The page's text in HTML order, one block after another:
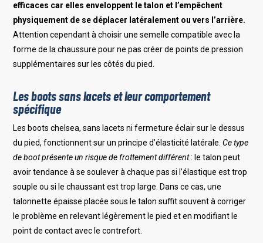
efficaces car elles enveloppent le talon et l’empêchent
physiquement de se déplacer latéralement ou vers l’arrière.
Attention cependant à choisir une semelle compatible avec la
forme de la chaussure pour ne pas créer de points de pression
supplémentaires sur les côtés du pied.
Les boots sans lacets et leur comportement
spécifique
Les boots chelsea, sans lacets ni fermeture éclair sur le dessus
du pied, fonctionnent sur un principe d’élasticité latérale.Ce type
de boot présente un risque de frottement différent: le talon peut
avoir tendance à se soulever à chaque pas si l’élastique est trop
souple ou si le chaussant est trop large. Dans ce cas, une
talonnette épaisse placée sous le talon suffit souvent à corriger
le problème en relevant légèrement le pied et en modifiant le
point de contact avec le contrefort.